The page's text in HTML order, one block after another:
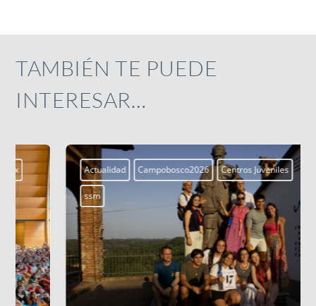
TAMBIÉN TE PUEDE
INTERESAR…
Actualidad Campobosco2026 Centros Juveniles smx
ssm